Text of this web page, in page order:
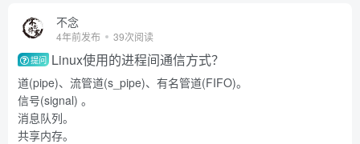
不念
4年前发布 39次阅读
提问 Linux使用的进程间通信方式？
道(pipe)、流管道(s_pipe)、有名管道(FIFO)。
信号(signal) 。
消息队列。
共享内存。